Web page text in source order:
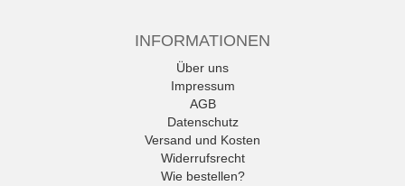
INFORMATIONEN
Über uns
Impressum
AGB
Datenschutz
Versand und Kosten
Widerrufsrecht
Wie bestellen?